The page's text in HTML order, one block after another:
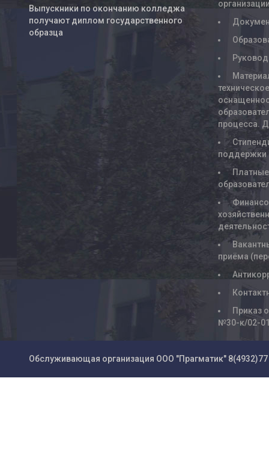
Выпускники по окончанию колледжа
получают диплом государственного
образца
процесса.
поддержки
Платные
приёма
Приказ
№30-к/02-
Обслуживающая организация ООО "Прагматик"8(4932)77